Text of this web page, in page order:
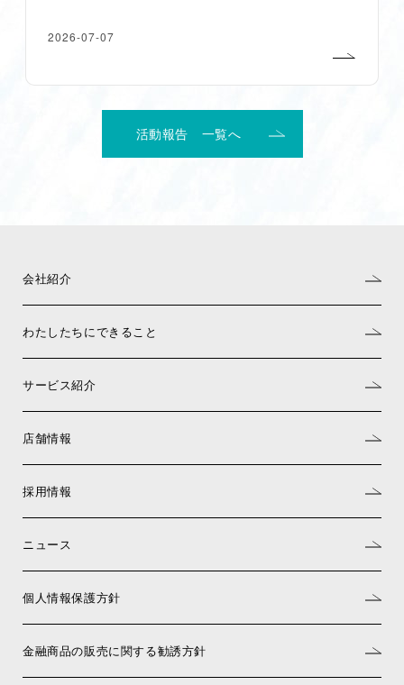
2026-07-07
活動報告 一覧へ
会社紹介
わたしたちにできること
サービス紹介
店舗情報
採用情報
ニュース
個人情報保護方針
金融商品の販売に関する勧誘方針